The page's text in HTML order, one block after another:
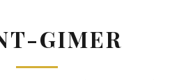
GIMER